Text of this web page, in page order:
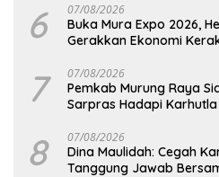
6 07/08/2026
Buka Mura Expo 2026,
Gerakkan Ekonomi
7 07/08/2026
Pemkab Murung Raya
Sarpras Hadapi Karhutla
8 07/08/2026
Dina Maulidah: Cegah
Tanggung Jawab